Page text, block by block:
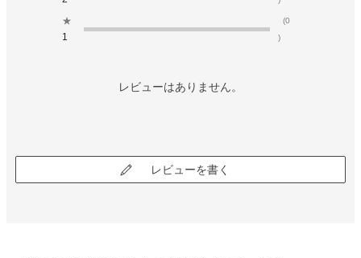
★
1
(0
)
レビューはありません。
レビューを書く